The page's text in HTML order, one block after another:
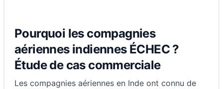
Pourquoi les compagnies
aériennes indiennes ÉCHEC ?
Étude de cas commerciale
Les compagnies aériennes en Inde ont connu de